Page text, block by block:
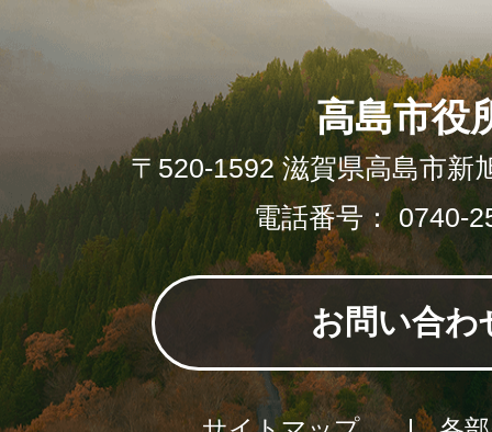
高島市役
〒520-1592 滋賀県高島市新
電話番号： 0740-
お問い合わ